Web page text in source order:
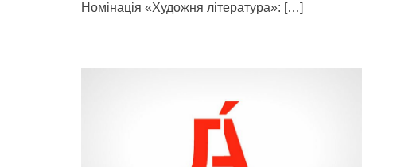
Номінація «Художня література»: […]